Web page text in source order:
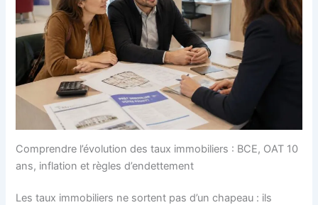
Comprendre l’évolution des taux immobiliers : BCE, OAT 10
ans, inflation et règles d’endettement
Les taux immobiliers ne sortent pas d’un chapeau : ils